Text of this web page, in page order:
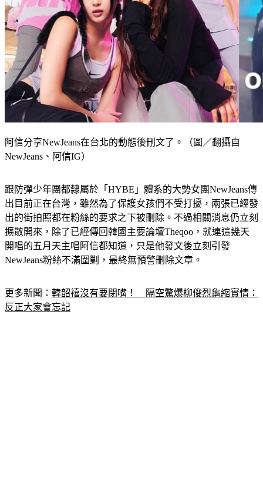
阿信分享NewJeans在台北的動態後刪文了。（圖／翻攝自
NewJeans、阿信IG）
跟防彈少年團都隸屬於「HYBE」體系的大勢女團NewJeans傳
出目前正在台灣，雖然為了保護女孩們不受打擾，兩張已經發
出的街拍照都在粉絲的要求之下被刪除。不過相關消息仍立刻
擴散開來，除了已經傳回韓國主要論壇Theqoo，就連這幾天
開唱的五月天主唱阿信都知道，只是他發文後立刻引發
NewJeans粉絲不滿圍剿，最終無預警刪除文章。
更多新聞： 韓韶禧沒有要閉嘴！　隔空驚爆柳俊烈龜縮實情：
反正大家會忘記